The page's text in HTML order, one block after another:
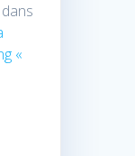
dans
«